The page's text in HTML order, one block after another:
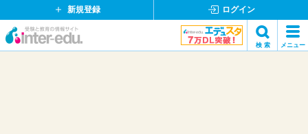
新規登録 ログイン
イ
検 索 メニュー